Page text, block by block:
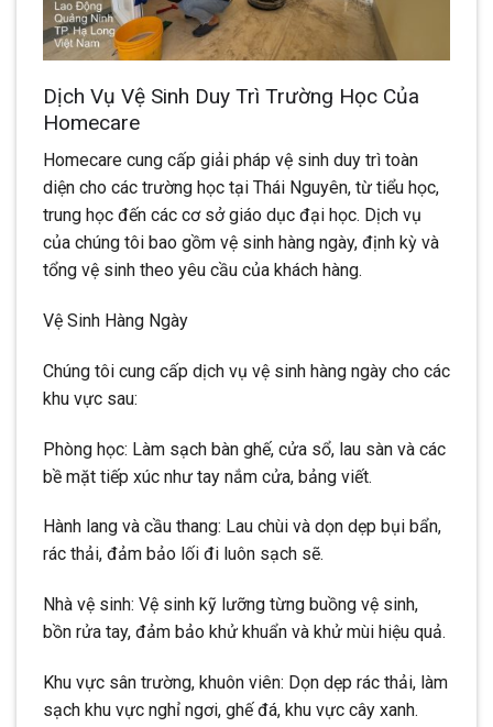
Dịch Vụ Vệ Sinh Duy Trì Trường Học Của
Homecare
Homecare cung cấp giải pháp vệ sinh duy trì toàn
diện cho các trường học tại Thái Nguyên, từ tiểu học,
trung học đến các cơ sở giáo dục đại học. Dịch vụ
của chúng tôi bao gồm vệ sinh hàng ngày, định kỳ và
tổng vệ sinh theo yêu cầu của khách hàng.
Vệ Sinh Hàng Ngày
Chúng tôi cung cấp dịch vụ vệ sinh hàng ngày cho các
khu vực sau:
Phòng học: Làm sạch bàn ghế, cửa sổ, lau sàn và các
bề mặt tiếp xúc như tay nắm cửa, bảng viết.
Hành lang và cầu thang: Lau chùi và dọn dẹp bụi bẩn,
rác thải, đảm bảo lối đi luôn sạch sẽ.
Nhà vệ sinh: Vệ sinh kỹ lưỡng từng buồng vệ sinh,
bồn rửa tay, đảm bảo khử khuẩn và khử mùi hiệu quả.
Khu vực sân trường, khuôn viên: Dọn dẹp rác thải, làm
sạch khu vực nghỉ ngơi, ghế đá, khu vực cây xanh.